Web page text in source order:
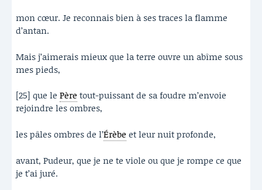
mon cœur. Je reconnais bien à ses traces la flamme
d’antan.
Mais j’aimerais mieux que la terre ouvre un abîme sous
mes pieds,
[25] que le Père tout-puissant de sa foudre m’envoie
rejoindre les ombres,
les pâles ombres de l’Érèbe et leur nuit profonde,
avant, Pudeur, que je ne te viole ou que je rompe ce que
je t’ai juré.